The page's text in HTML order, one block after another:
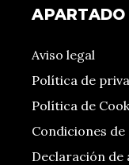
APARTADO
Aviso legal
Política de
Política de
Condiciones
Declaración de